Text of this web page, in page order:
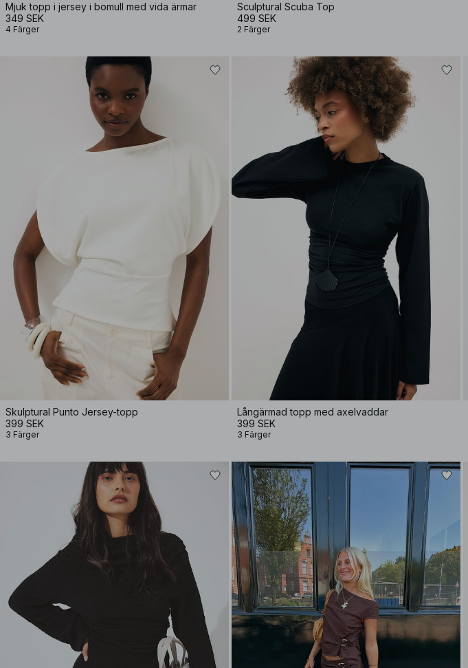
Mjuk topp i jersey i bomull med vida ärmar
349 SEK
4 Färger
Sculptural Scuba Top
499 SEK
2 Färger
Skulptural Punto Jersey-topp
399 SEK
3 Färger
Långärmad topp med axelvaddar
399 SEK
3 Färger